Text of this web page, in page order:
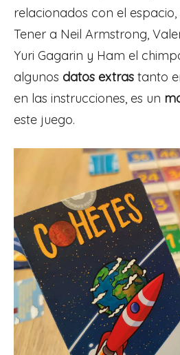
relacionados con el
Tener a Neil Armstrong,
Yuri Gagarin y Ham el
algunos datos extras tanto
en las instrucciones, es un
este juego.